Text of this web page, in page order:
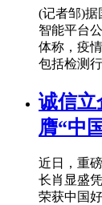
(记者邹)据
智能平台
体称，疫
包括检测
诚信立
膺“中
近日，重
长肖显盛
荣获中国